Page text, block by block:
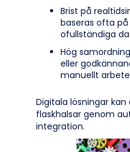
Brist på
baseras ofta
ofullständiga
Hög
eller
manuellt
Digitala lösningar kan
flaskhalsar genom
integration.